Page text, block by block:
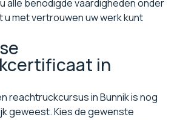
alle benodigde vaardigheden onder
u met vertrouwen uw werk kunt
in
reachtruckcursus in Bunnik is nog
geweest. Kies de gewenste